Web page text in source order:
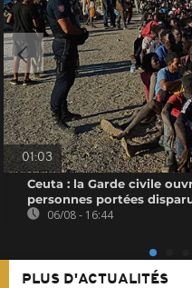
01:03
Ceuta : la Garde civile
personnes portées
06/08 - 16:44
PLUS D'ACTUALITÉS